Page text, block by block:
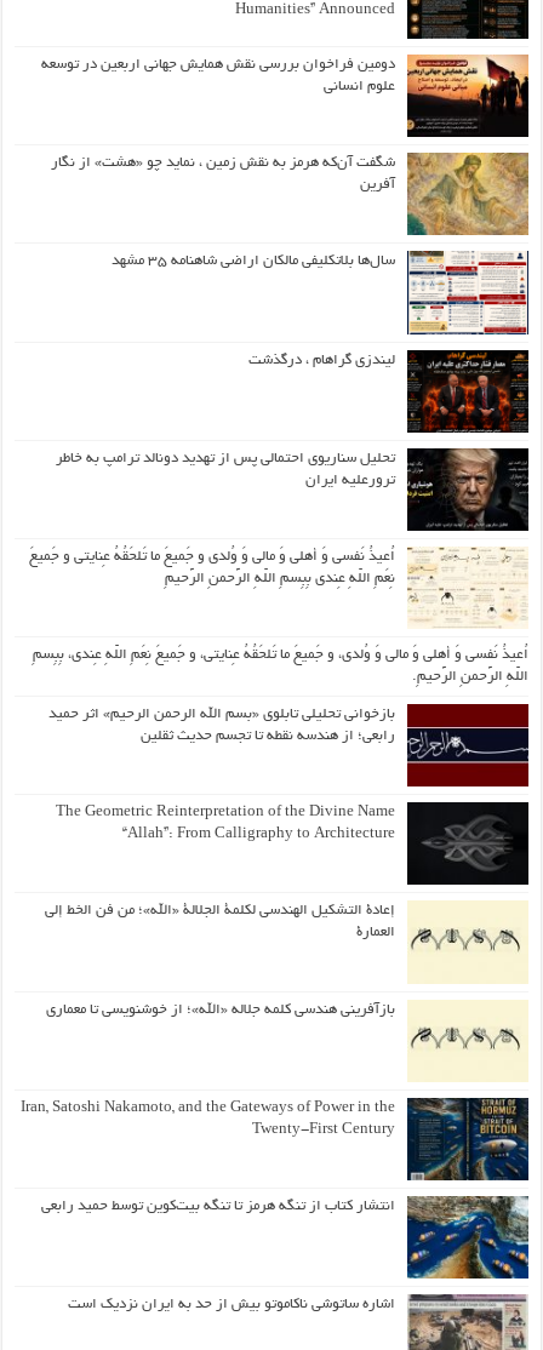
Humanities” Announced
دومین فراخوان بررسی نقش همایش جهانی اربعین در توسعه
علوم انسانی
شگفت آن‌که هرمز به نقش زمین ، نماید چو «هشت» از نگار
آفرین
سال‌ها بلاتکلیفی مالکان اراضی شاهنامه ۳۵ مشهد
لیندزی گراهام ، درگذشت
تحلیل سناریوی احتمالی پس از تهدید دونالد ترامپ به خاطر
ترورعلیه ایران
اُعیذُ نَفسی وَ أهلی وَ مالی وَ وُلدی و جَمیعَ ما تَلحَقُهُ عِنایتی و جَمیعَ
نِعَمِ اللّهِ عِندی بِبِسمِ اللّهِ الرَّحمنِ الرَّحیمِ
اُعیذُ نَفسی وَ أهلی وَ مالی وَ وُلدی، و جَمیعَ ما تَلحَقُهُ عِنایتی، و جَمیعَ نِعَمِ اللّهِ عِندی، بِبِسمِ
اللّهِ الرَّحمنِ الرَّحیمِ.
بازخوانی تحلیلی تابلوی «بسم الله الرحمن الرحیم» اثر حمید
رابعی؛ از هندسه نقطه تا تجسم حدیث ثقلین
The Geometric Reinterpretation of the Divine Name
“Allah”: From Calligraphy to Architecture
إعادة التشكيل الهندسي لكلمة الجلالة «الله»؛ من فن الخط إلى
العمارة
بازآفرینی هندسی کلمه جلاله «الله»؛ از خوشنویسی تا معماری
Iran, Satoshi Nakamoto, and the Gateways of Power in the
Twenty-First Century
انتشار کتاب از تنگه هرمز تا تنگه بیت‌کوین توسط حمید رابعی
اشاره ساتوشی ناکاموتو بیش از حد به ایران نزدیک است